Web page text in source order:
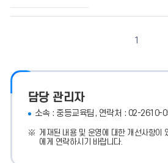
1
담당 관리자
소속 : 중등교육팀, 연락처 : 02-2610-
게재된 내용 및 운영에 대한 개선사항이
에게 연락하시기 바랍니다.